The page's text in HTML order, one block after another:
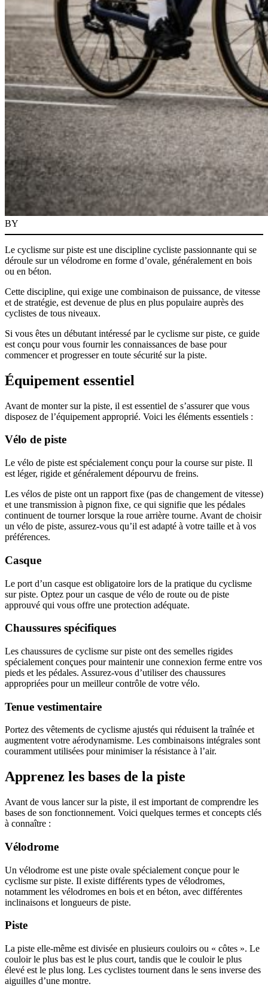
BY
Le cyclisme sur piste est une discipline cycliste passionnante qui se
déroule sur un vélodrome en forme d’ovale, généralement en bois
ou en béton.
Cette discipline, qui exige une combinaison de puissance, de vitesse
et de stratégie, est devenue de plus en plus populaire auprès des
cyclistes de tous niveaux.
Si vous êtes un débutant intéressé par le cyclisme sur piste, ce guide
est conçu pour vous fournir les connaissances de base pour
commencer et progresser en toute sécurité sur la piste.
Équipement essentiel
Avant de monter sur la piste, il est essentiel de s’assurer que vous
disposez de l’équipement approprié. Voici les éléments essentiels :
Vélo de piste
Le vélo de piste est spécialement conçu pour la course sur piste. Il
est léger, rigide et généralement dépourvu de freins.
Les vélos de piste ont un rapport fixe (pas de changement de vitesse)
et une transmission à pignon fixe, ce qui signifie que les pédales
continuent de tourner lorsque la roue arrière tourne. Avant de choisir
un vélo de piste, assurez-vous qu’il est adapté à votre taille et à vos
préférences.
Casque
Le port d’un casque est obligatoire lors de la pratique du cyclisme
sur piste. Optez pour un casque de vélo de route ou de piste
approuvé qui vous offre une protection adéquate.
Chaussures spécifiques
Les chaussures de cyclisme sur piste ont des semelles rigides
spécialement conçues pour maintenir une connexion ferme entre vos
pieds et les pédales. Assurez-vous d’utiliser des chaussures
appropriées pour un meilleur contrôle de votre vélo.
Tenue vestimentaire
Portez des vêtements de cyclisme ajustés qui réduisent la traînée et
augmentent votre aérodynamisme. Les combinaisons intégrales sont
couramment utilisées pour minimiser la résistance à l’air.
Apprenez les bases de la piste
Avant de vous lancer sur la piste, il est important de comprendre les
bases de son fonctionnement. Voici quelques termes et concepts clés
à connaître :
Vélodrome
Un vélodrome est une piste ovale spécialement conçue pour le
cyclisme sur piste. Il existe différents types de vélodromes,
notamment les vélodromes en bois et en béton, avec différentes
inclinaisons et longueurs de piste.
Piste
La piste elle-même est divisée en plusieurs couloirs ou « côtes ». Le
couloir le plus bas est le plus court, tandis que le couloir le plus
élevé est le plus long. Les cyclistes tournent dans le sens inverse des
aiguilles d’une montre.